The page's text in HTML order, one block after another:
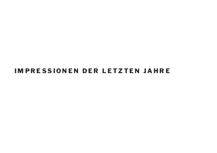
IMPRESSIONEN DER LETZTEN JAHRE